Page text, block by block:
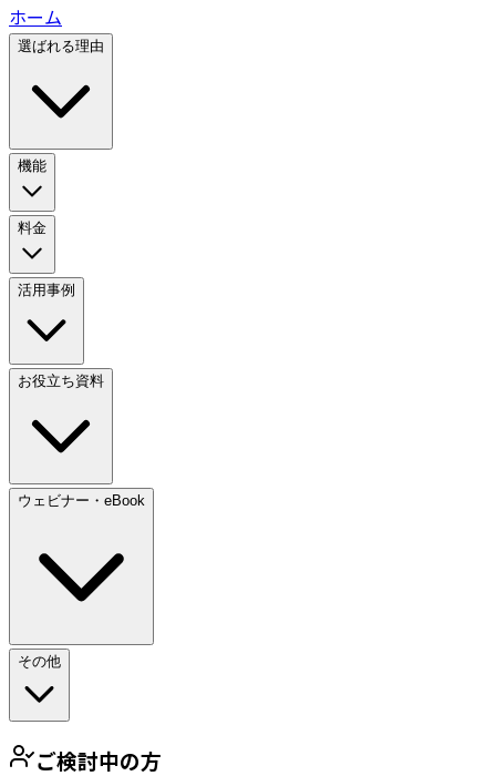
ホーム
選ばれる理由
機能
料金
活用事例
お役立ち資料
ウェビナー・eBook
その他
ご検討中の方